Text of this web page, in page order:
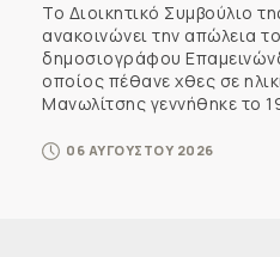
Το Διοικητικό Συμβούλιο
ανακοινώνει την απώλεια
δημοσιογράφου
οποίος πέθανε χθες σε
Μανωλίτσης γεννήθηκε το
06 ΑΥΓΟΥΣΤΟΥ 2026